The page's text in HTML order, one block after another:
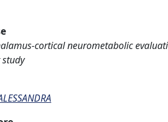
cortical neurometabolic
study